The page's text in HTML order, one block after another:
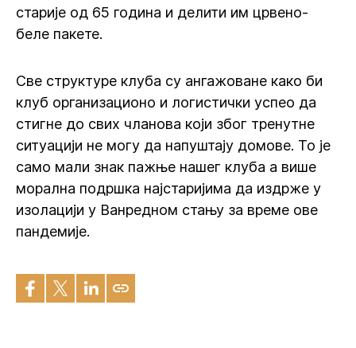
старије од 65 година и делити им црвено-
беле пакете.
Све структуре клуба су ангажоване како би
клуб организационо и логистички успео да
стигне до свих чланова који због тренутне
ситуацији не могу да напуштају домове. То је
само мали знак пажње нашег клуба а више
морална подршка најстаријима да издрже у
изолацији у Ванредном стању за време ове
пандемије.